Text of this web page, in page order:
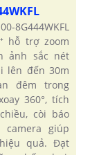
8G444WKFL
hỗ trợ zoom
ảnh sắc nét
lên đến 30m
đêm trong
360°, tích
còi báo
giúp
quả. Đạt